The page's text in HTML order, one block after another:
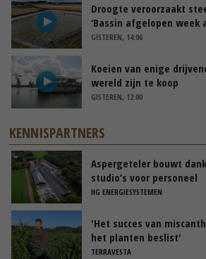
Droogte veroorzaakt
‘Bassin afgelopen week
GISTEREN, 14:06
Koeien van enige
wereld zijn te koop
GISTEREN, 12:00
KENNISPARTNERS
Aspergeteler bouwt
studio’s voor personeel
HG ENERGIESYSTEMEN
'Het succes van
het planten beslist'
TERRAVESTA